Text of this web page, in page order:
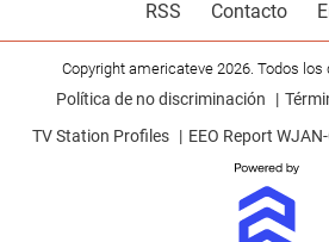
RSS
Contacto
Copyright americateve 2026. Todos los
Política de no discriminación
TV Station Profiles
EEO Report